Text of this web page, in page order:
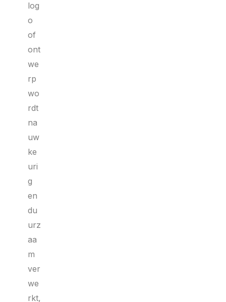
log
o
of
ont
we
rp
wo
rdt
na
uw
ke
uri
g
en
du
urz
aa
m
ver
we
rkt,